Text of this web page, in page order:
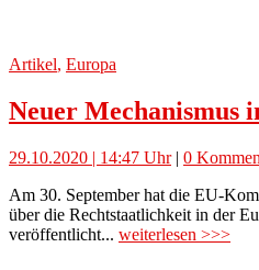
Artikel, Europa
Neuer Mechanismus
29.10.2020 | 14:47 Uhr| 0
Am 30. September hat die EU-
über die Rechtstaatlichkeit in der
veröffentlicht... weiterlesen >>>